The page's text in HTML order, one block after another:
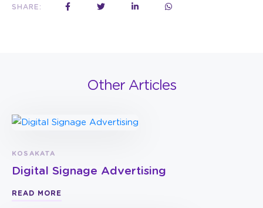
SHARE:
Other Articles
KOSAKATA
Digital Signage Advertising
READ MORE